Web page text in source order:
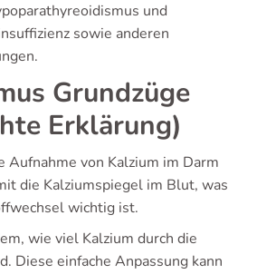
und
sowie anderen
Grundzüge
Erklärung)
Aufnahme von Kalzium im Darm
die Kalziumspiegel im Blut, was
wichtig ist.
wie viel Kalzium durch die
Diese einfache Anpassung kann